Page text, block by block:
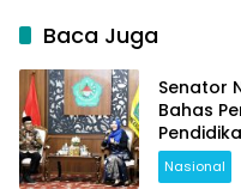
Baca Juga
Senator
Bahas
Nasional